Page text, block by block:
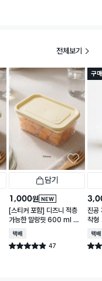
전체보기
담기
NEW
1,000원
[스티커 포함] 디즈니 적층
가능한 말랑핏 600 ml 아
택배배송
별점 4.9점 47
건 작성
구
진공
착형
택배
별점